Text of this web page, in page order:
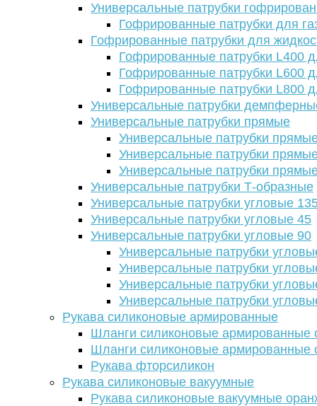
Универсальные патрубки
Гофрированные патрубки для
Гофрированные патрубки для
Гофрированные патрубки L400
Гофрированные патрубки L600
Гофрированные патрубки L800
Универсальные патрубки
Универсальные патрубки прямые
Универсальные патрубки
Универсальные патрубки
Универсальные патрубки
Универсальные патрубки Т-образные
Универсальные патрубки угловые
Универсальные патрубки угловые 45
Универсальные патрубки угловые 90
Универсальные патрубки
Универсальные патрубки
Универсальные патрубки
Универсальные патрубки
Рукава силиконовые армированные
Шланги силиконовые армированные
Шланги силиконовые армированные
Рукава фторсиликон
Рукава силиконовые вакуумные
Рукава силиконовые вакуумные